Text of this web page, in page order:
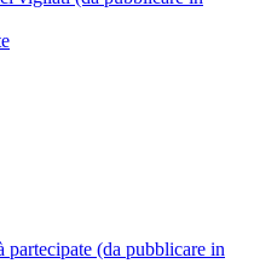
partecipate (da pubblicare in